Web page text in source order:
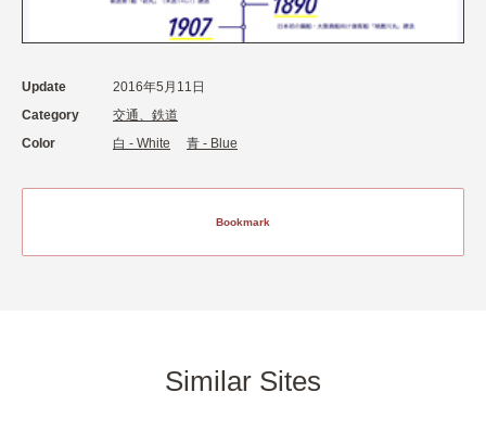
Update
2016年5月11日
Category
交通、鉄道
Color
白 - White 青 - Blue
Bookmark
Similar Sites